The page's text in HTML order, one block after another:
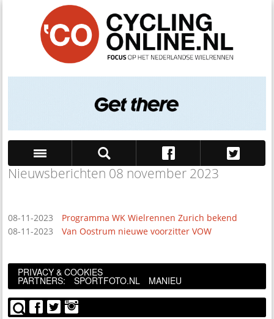
Nieuwsberichten 08 november 2023
08-11-2023
Programma WK Wielrennen Zurich bekend
08-11-2023
Van Oostrum nieuwe voorzitter VOW
PRIVACY & COOKIES
PARTNERS: SPORTFOTO.NL MANIEU